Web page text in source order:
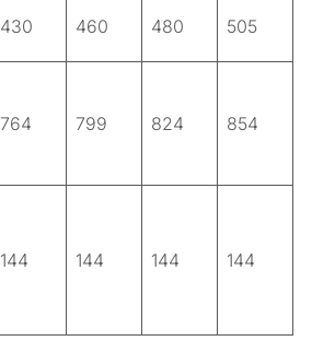
430 460 480 505
764 799 824 854
144 144 144 144